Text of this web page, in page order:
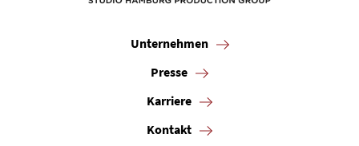
Unternehmen
Presse
Karriere
Kontakt